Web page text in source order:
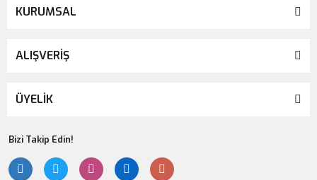
KURUMSAL
ALIŞVERİŞ
ÜYELİK
Bizi Takip Edin!